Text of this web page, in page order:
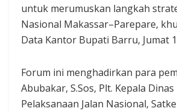
untuk merumuskan langkah
Nasional Makassar–Parepare,
Data Kantor Bupati Barru, Jumat
Forum ini menghadirkan para
Abubakar, S.Sos, Plt. Kepala
Pelaksanaan Jalan Nasional,